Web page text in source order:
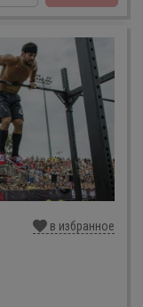
в избранное